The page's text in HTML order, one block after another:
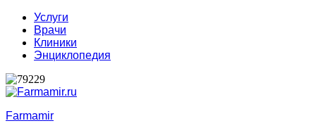
Услуги
Врачи
Клиники
Энциклопедия
Farmamir